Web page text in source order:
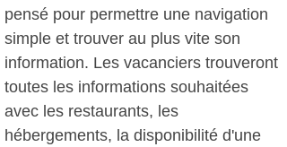
pensé pour permettre une navigation
simple et trouver au plus vite son
information. Les vacanciers trouveront
toutes les informations souhaitées
avec les restaurants, les
hébergements, la disponibilité d'une